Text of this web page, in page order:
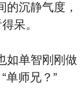
沉静气度，
呆。
单智刚刚做
单师兄？”